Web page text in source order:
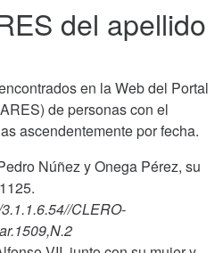
del apellido
en la Web del Portal
de personas con el
ascendentemente por fecha.
Núñez y Onega Pérez, su
CLERO-